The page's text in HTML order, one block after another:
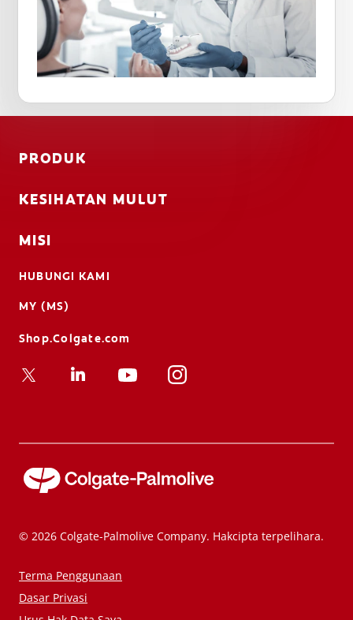
PRODUK
KESIHATAN MULUT
MISI
HUBUNGI KAMI
MY (MS)
Shop.Colgate.com
© 2026 Colgate-Palmolive Company. Hakcipta terpelihara.
Terma Penggunaan
Dasar Privasi